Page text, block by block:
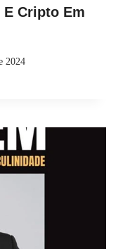
Cripto Em
2024